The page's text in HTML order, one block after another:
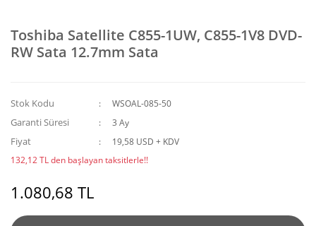
Toshiba Satellite C855-1UW, C855-1V8 DVD-
RW Sata 12.7mm Sata
Stok Kodu WSOAL-085-50
Garanti Süresi 3 Ay
Fiyat
19,58 USD + KDV
132,12 TL den başlayan taksitlerle!!
1.080,68 TL